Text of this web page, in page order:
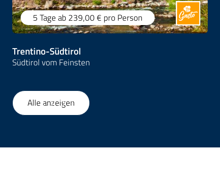
5 Tageab 239,00 € pro Person
Trentino-Südtirol
Südtirol vom Feinsten
1 37
Alle anzeigen